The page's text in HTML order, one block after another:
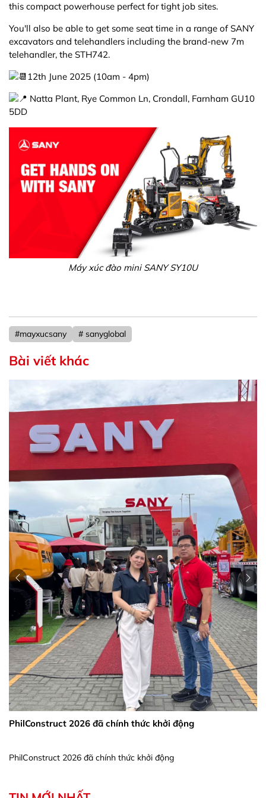
this compact powerhouse perfect for tight job sites.
You'll also be able to get some seat time in a range of SANY
excavators and telehandlers including the brand-new 7m
telehandler, the STH742.
12th June 2025 (10am - 4pm)
Natta Plant, Rye Common Ln, Crondall, Farnham GU10
5DD
Máy xúc đào mini SANY SY10U
#mayxucsany # sanyglobal
Bài viết khác
PhilConstruct 2026 đã chính thức khởi động
PhilConstruct 2026 đã chính thức khởi động